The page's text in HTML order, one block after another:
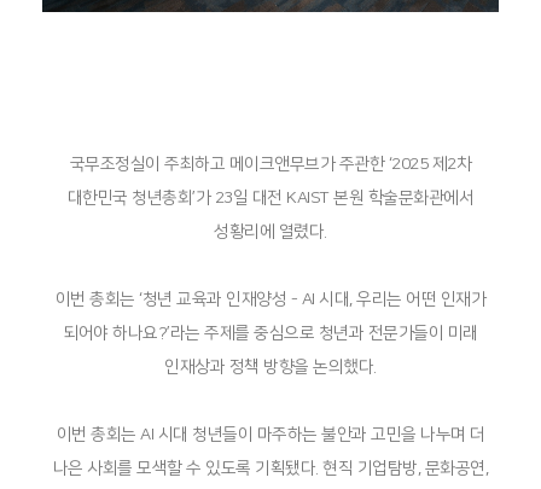
국무조정실이 주최하고 메이크앤무브가 주관한 ‘2025 제2차
대한민국 청년총회’가 23일 대전 KAIST 본원 학술문화관에서
성황리에 열렸다.
이번 총회는 ‘청년 교육과 인재양성 - AI 시대, 우리는 어떤 인재가
되어야 하나요?’라는 주제를 중심으로 청년과 전문가들이 미래
인재상과 정책 방향을 논의했다.
이번 총회는 AI 시대 청년들이 마주하는 불안과 고민을 나누며 더
나은 사회를 모색할 수 있도록 기획됐다. 현직 기업탐방, 문화공연,